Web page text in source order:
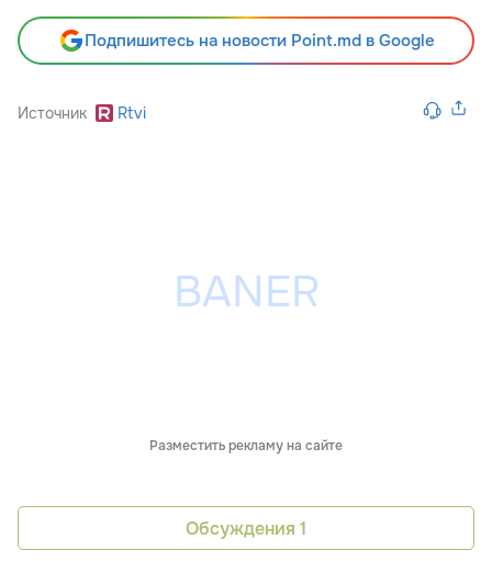
Подпишитесь на новости Point.md в Google
Источник Rtvi
Разместить рекламу на сайте
Обсуждения 1